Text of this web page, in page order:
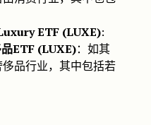
ETF (LUXE):
ETF (LUXE)：如其
品行业，其中包括若